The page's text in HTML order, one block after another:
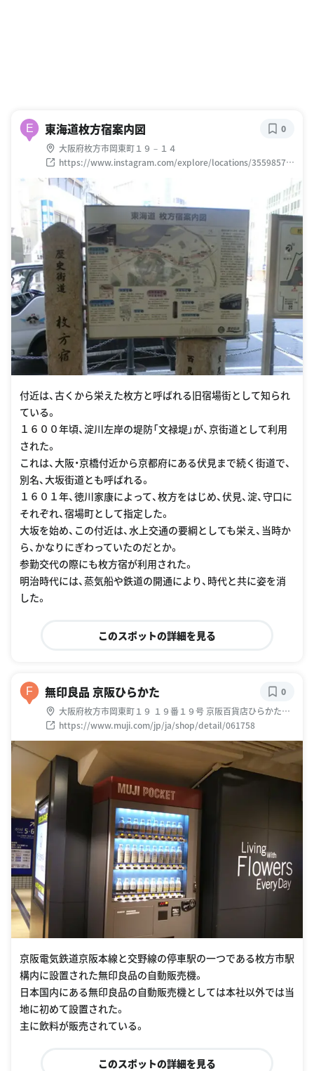
E 東海道枚方宿案内図
大阪府枚方市岡東町１９－１４
https://www.instagram.com/explore/locations/35598570
5139333
0
付近は、古くから栄えた枚方と呼ばれる旧宿場街として知られ
ている。
１６００年頃、淀川左岸の堤防「文禄堤」が、京街道として利用
された。
これは、大阪・京橋付近から京都府にある伏見まで続く街道で、
別名、大坂街道とも呼ばれる。
１６０１年、徳川家康によって、枚方をはじめ、伏見、淀、守口に
それぞれ、宿場町として指定した。
大坂を始め、この付近は、水上交通の要綱としても栄え、当時か
ら、かなりにぎわっていたのだとか。
参勤交代の際にも枚方宿が利用された。
明治時代には、蒸気船や鉄道の開通により、時代と共に姿を消
した。
このスポットの詳細を見る
F 無印良品 京阪ひらかた
大阪府枚方市岡東町１９ １９番１９号 京阪百貨店ひらかた店
２階
https://www.muji.com/jp/ja/shop/detail/061758
0
京阪電気鉄道京阪本線と交野線の停車駅の一つである枚方市駅
構内に設置された無印良品の自動販売機。
日本国内にある無印良品の自動販売機としては本社以外では当
地に初めて設置された。
主に飲料が販売されている。
このスポットの詳細を見る